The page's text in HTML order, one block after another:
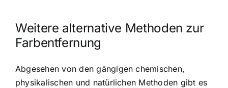
Weitere alternative Methoden zur
Farbentfernung
Abgesehen von den gängigen chemischen,
physikalischen und natürlichen Methoden gibt es